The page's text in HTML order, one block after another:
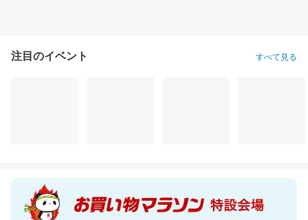
注目のイベント すべて見る